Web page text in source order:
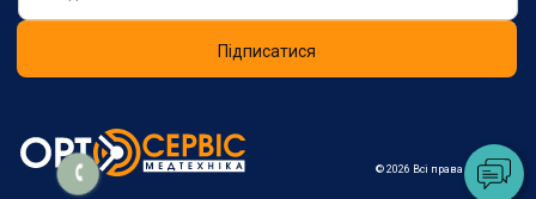
Підписатися
© 2026 Всі права захищені.